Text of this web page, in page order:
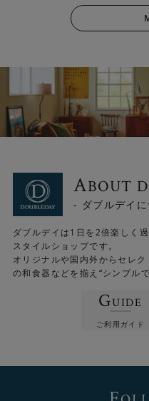
ABOUT
- ダブルデイ
ダブルデイは1日を2倍楽しく
スタイルショップです。
オリジナルや国内外からセレ
の和食器などを揃え“シンプル
GUIDE
ご利用ガイド